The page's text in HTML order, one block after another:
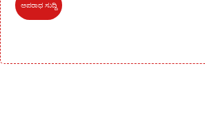
ಅಪರಾಧ ಸುದ್ದಿ